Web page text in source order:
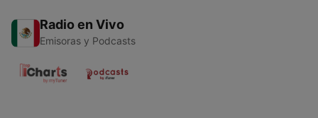
Radio en Vivo
Emisoras y Podcasts